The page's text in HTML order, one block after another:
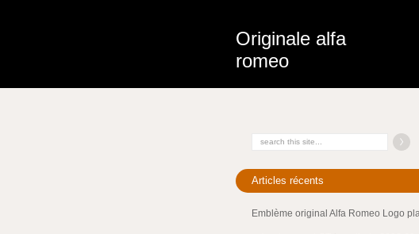
Originale alfa
romeo
Articles récents
Emblème original Alfa Romeo Logo